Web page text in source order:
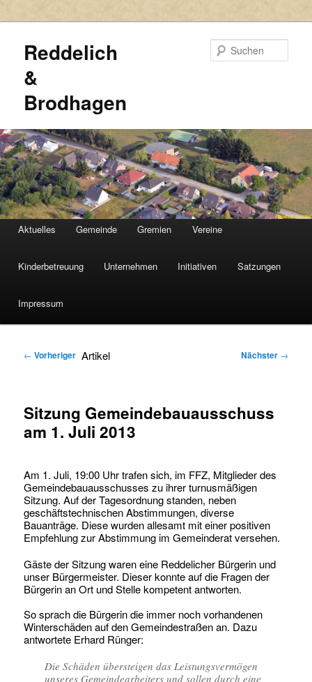
Reddelich
&
Brodhagen
HAUPTMENÜ
Zum
primären
Inhalt
Zum
sekundären
Inhalt
Aktuelles Gemeinde Gremien Vereine
Kinderbetreuung Unternehmen Initiativen Satzungen
Impressum
Artikel
← Vorheriger Nächster →
Sitzung Gemeindebauausschuss
am 1. Juli 2013
Am 1. Juli, 19:00 Uhr trafen sich, im FFZ, Mitglieder des
Gemeindebauausschusses zu ihrer turnusmäßigen
Sitzung. Auf der Tagesordnung standen, neben
geschäftstechnischen Abstimmungen, diverse
Bauanträge. Diese wurden allesamt mit einer positiven
Empfehlung zur Abstimmung im Gemeinderat versehen.
Gäste der Sitzung waren eine Reddelicher Bürgerin und
unser Bürgermeister. Dieser konnte auf die Fragen der
Bürgerin an Ort und Stelle kompetent antworten.
So sprach die Bürgerin die immer noch vorhandenen
Winterschäden auf den Gemeindestraßen an. Dazu
antwortete Erhard Rünger:
Die Schäden übersteigen das Leistungsvermögen
unseres Gemeindearbeiters und sollen durch eine